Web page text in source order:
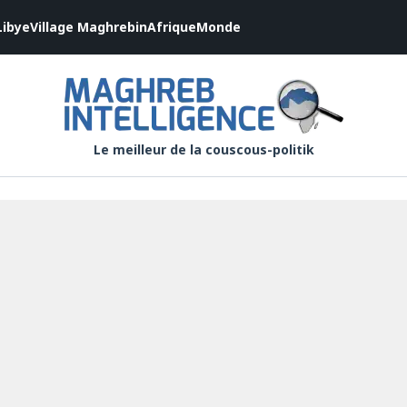
Village MaghrebinAfriqueMonde
Le meilleur de la couscous-politik